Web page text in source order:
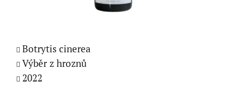
Botrytis cinerea
Výběr z hroznů
2022